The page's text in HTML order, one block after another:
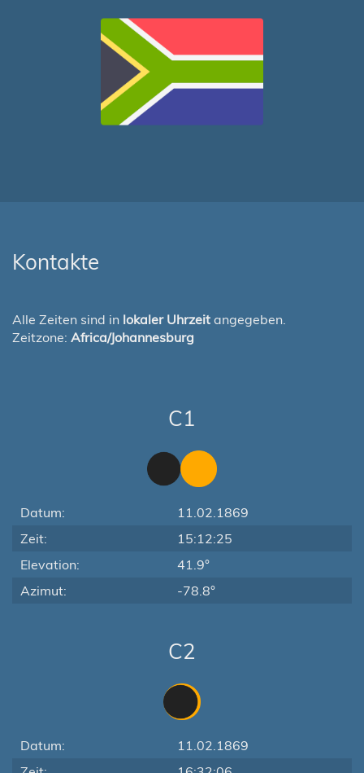
Kontakte
Alle Zeiten sind in lokaler Uhrzeit angegeben.
Zeitzone: Africa/Johannesburg
C1
Datum:
11.02.1869
Zeit:
15:12:25
Elevation:
41.9°
Azimut:
-78.8°
C2
Datum:
11.02.1869